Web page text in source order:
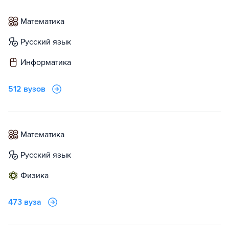
математика
русский язык
информатика
512 вузов
математика
русский язык
физика
473 вуза